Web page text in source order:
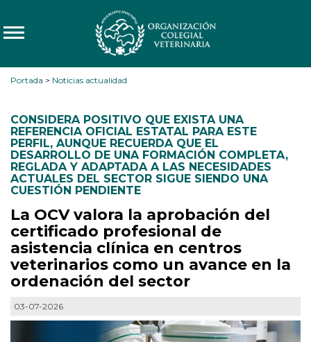
Portada > Noticias actualidad
CONSIDERA POSITIVO QUE EXISTA UNA
REFERENCIA OFICIAL ESTATAL PARA ESTE
PERFIL, AUNQUE RECUERDA QUE EL
DESARROLLO DE UNA FORMACIÓN COMPLETA,
REGLADA Y ADAPTADA A LAS NECESIDADES
ACTUALES DEL SECTOR SIGUE SIENDO UNA
CUESTIÓN PENDIENTE
La OCV valora la aprobación del
certificado profesional de
asistencia clínica en centros
veterinarios como un avance en la
ordenación del sector
03-07-2026